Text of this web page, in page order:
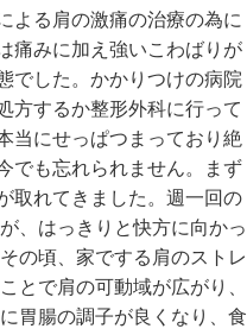
よる肩の激痛の治療の為に
痛みに加え強いこわばりが
でした。かかりつけの病院
方するか整形外科に行って
当にせっぱつまっており絶
でも忘れられません。まず
取れてきました。週一回の
、はっきりと快方に向かっ
の頃、家でする肩のストレ
とで肩の可動域が広がり、
胃腸の調子が良くなり、食